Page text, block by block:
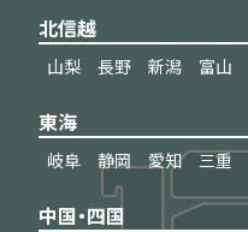
北信越
山梨 長野 新潟 富山
東海
岐阜 静岡 愛知 三重
中国・四国